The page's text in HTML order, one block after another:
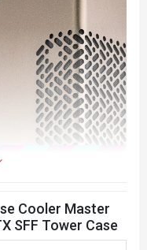
Type A x 2,
C x 1
combo x 1
2
Cooler Master
SFF Tower Case